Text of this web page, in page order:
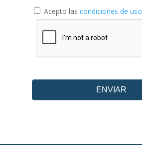
Acepto las condiciones de uso